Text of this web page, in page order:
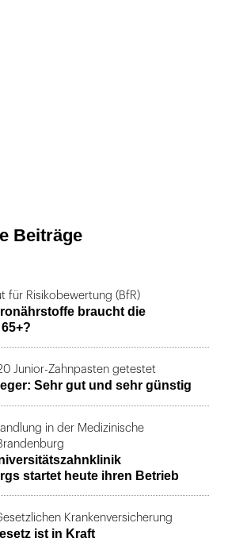
Beiträge
für Risikobewertung (BfR)
braucht die
Junior-Zahnpasten getestet
Sehr gut und sehr günstig
in der Medizinische
startet heute ihren Betrieb
Krankenversicherung
ist in Kraft